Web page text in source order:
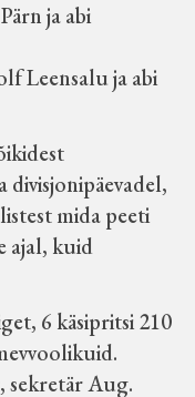
ja abi
Leensalu ja abi
divisjonipäevadel,
mida peeti
ajal, kuid
6 käsipritsi 210
sekretär Aug.